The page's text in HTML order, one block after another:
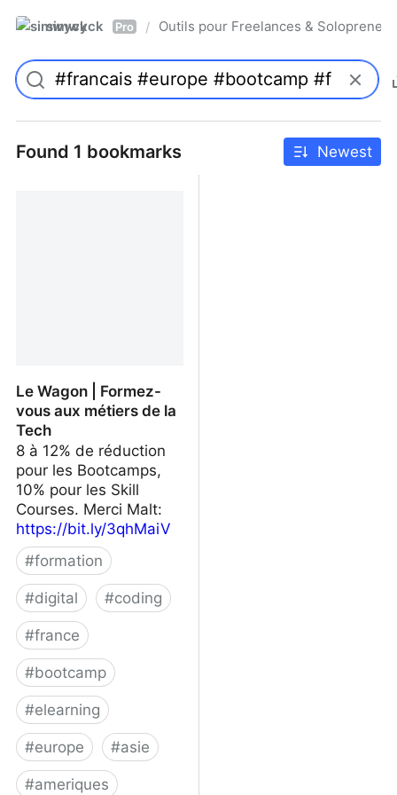
simwyck Pro / Outils pour Freelances &
Found 1 bookmarks Newest
Le Wagon | Formez-
vous aux métiers de la
Tech
8 à 12% de réduction
pour les Bootcamps,
10% pour les Skill
Courses. Merci Malt:
https://bit.ly/3qhMaiV
#formation
#digital #coding
#france
#bootcamp
#elearning
#europe #asie
#ameriques